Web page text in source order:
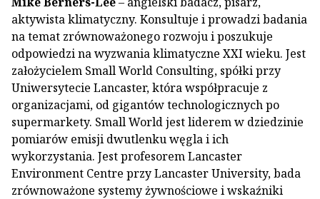
aktywista klimatyczny. Konsultuje i prowadzi badania
na temat zrównoważonego rozwoju i poszukuje
odpowiedzi na wyzwania klimatyczne XXI wieku. Jest
założycielem Small World Consulting, spółki przy
Uniwersytecie Lancaster, która współpracuje z
organizacjami, od gigantów technologicznych po
supermarkety. Small World jest liderem w dziedzinie
pomiarów emisji dwutlenku węgla i ich
wykorzystania. Jest profesorem Lancaster
Environment Centre przy Lancaster University, bada
zrównoważone systemy żywnościowe i wskaźniki